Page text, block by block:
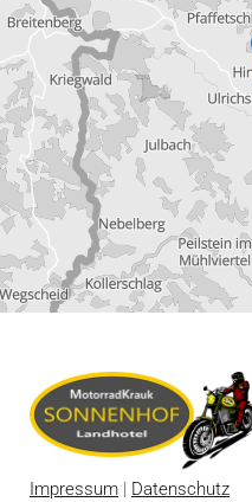
Impressum | Datenschutz